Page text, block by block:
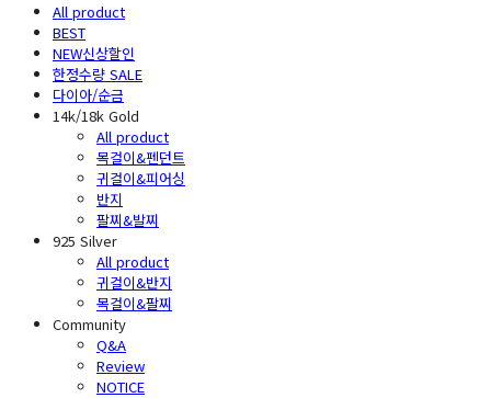
All product
BEST
NEW신상할인
한정수량 SALE
다이아/순금
14k/18k Gold
All product
목걸이&펜던트
귀걸이&피어싱
반지
팔찌&발찌
925 Silver
All product
귀걸이&반지
목걸이&팔찌
Community
Q&A
Review
NOTICE